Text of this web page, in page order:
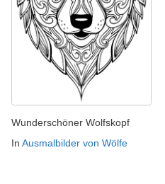
Wunderschöner Wolfskopf
In Ausmalbilder von Wölfe